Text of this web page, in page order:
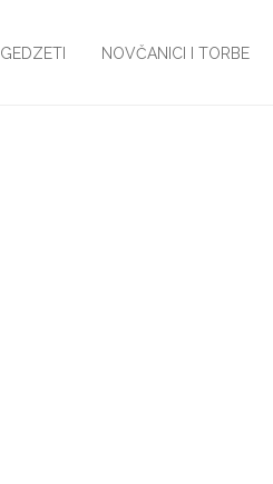
GEDZETI NOVČANICI I TORBE